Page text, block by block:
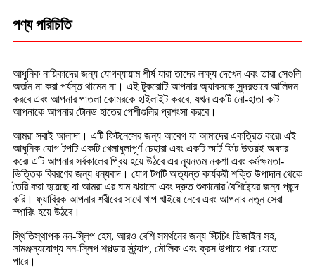
পণ্য পরিচিতি
আধুনিক নায়িকাদের জন্য যোগব্যায়াম শীর্ষ যারা তাদের লক্ষ্য দেখেন এবং তারা সেগুলি
অর্জন না করা পর্যন্ত থামেন না। এই টুকরোটি আপনার অ্যাবসকে সুন্দরভাবে আলিঙ্গন
করবে এবং আপনার পাতলা কোমরকে হাইলাইট করবে, যখন একটি নো-হাতা কাট
আপনাকে আপনার টোনড হাতের পেশীগুলির প্রশংসা করবে।
আমরা সবাই আলাদা। এটি ফিটনেসের জন্য আবেগ যা আমাদের একত্রিত করে৷ এই
আধুনিক যোগ টপটি একটি খেলাধুলাপূর্ণ চেহারা এবং একটি স্মার্ট ফিট উভয়ই অফার
করে৷ এটি আপনার সর্বকালের প্রিয় হয়ে উঠবে এর ন্যূনতম নকশা এবং কর্মক্ষমতা-
ভিত্তিক বিবরণের জন্য ধন্যবাদ। যোগ টপটি অত্যন্ত কার্যকরী শক্তি উপাদান থেকে
তৈরি করা হয়েছে যা আমরা এর ঘাম ঝরানো এবং দ্রুত শুকানোর বৈশিষ্ট্যের জন্য পছন্দ
করি। ফ্যাব্রিক আপনার শরীরের সাথে খাপ খাইয়ে নেবে এবং আপনার নতুন সেরা
স্পারিং হয়ে উঠবে।
স্থিতিস্থাপক নন-স্লিপ হেম, আরও বেশি সমর্থনের জন্য স্টিচিং ডিজাইন সহ,
সামঞ্জস্যযোগ্য নন-স্লিপ শপল্ডার স্ট্র্যাপ, মৌলিক এবং ক্রস উপায়ে পরা যেতে
পারে।